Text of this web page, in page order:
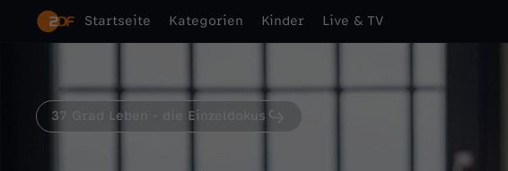
Startseite Kategorien Kinder Live & TV
37 Grad Leben - die Einzeldokus